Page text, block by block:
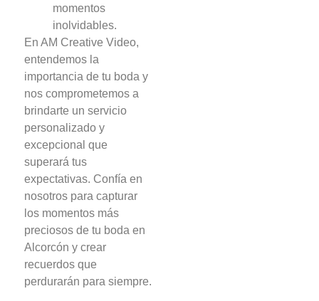
momentos
inolvidables.
En AM Creative Video,
entendemos la
importancia de tu boda y
nos comprometemos a
brindarte un servicio
personalizado y
excepcional que
superará tus
expectativas. Confía en
nosotros para capturar
los momentos más
preciosos de tu boda en
Alcorcón y crear
recuerdos que
perdurarán para siempre.